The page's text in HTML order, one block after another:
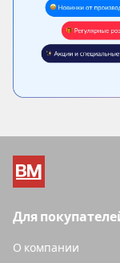
Для
О компании